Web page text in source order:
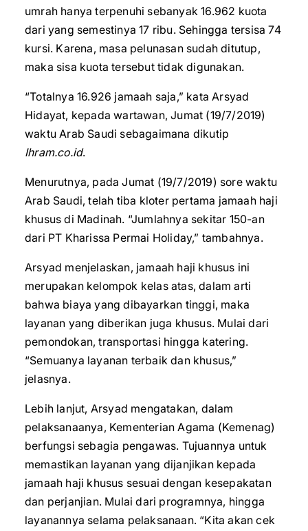
umrah hanya terpenuhi sebanyak 16.962 kuota
dari yang semestinya 17 ribu. Sehingga tersisa 74
kursi. Karena, masa pelunasan sudah ditutup,
maka sisa kuota tersebut tidak digunakan.
“Totalnya 16.926 jamaah saja,” kata Arsyad
Hidayat, kepada wartawan, Jumat (19/7/2019)
waktu Arab Saudi sebagaimana dikutip
Ihram.co.id.
Menurutnya, pada Jumat (19/7/2019) sore waktu
Arab Saudi, telah tiba kloter pertama jamaah haji
khusus di Madinah. “Jumlahnya sekitar 150-an
dari PT Kharissa Permai Holiday,” tambahnya.
Arsyad menjelaskan, jamaah haji khusus ini
merupakan kelompok kelas atas, dalam arti
bahwa biaya yang dibayarkan tinggi, maka
layanan yang diberikan juga khusus. Mulai dari
pemondokan, transportasi hingga katering.
“Semuanya layanan terbaik dan khusus,”
jelasnya.
Lebih lanjut, Arsyad mengatakan, dalam
pelaksanaanya, Kementerian Agama (Kemenag)
berfungsi sebagia pengawas. Tujuannya untuk
memastikan layanan yang dijanjikan kepada
jamaah haji khusus sesuai dengan kesepakatan
dan perjanjian. Mulai dari programnya, hingga
layanannya selama pelaksanaan. “Kita akan cek